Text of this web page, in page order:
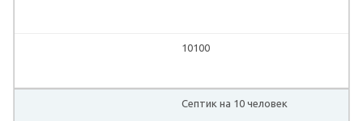
10100
Септик на 10 человек